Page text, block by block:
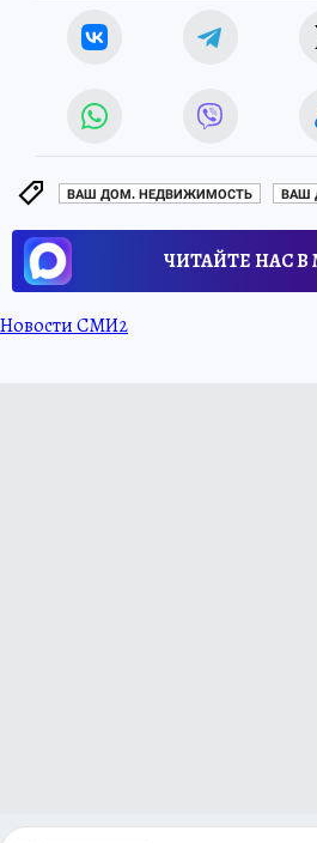
ВАШ ДОМ. НЕДВИЖИМОСТЬ ВАШ
ЧИТАЙТЕ НАС В
Новости СМИ2